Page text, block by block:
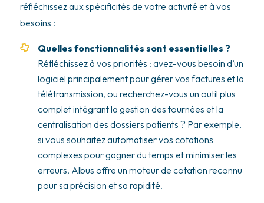
réfléchissez aux spécificités de votre activité et à vos
besoins :
Quelles fonctionnalités sont essentielles ?
Réfléchissez à vos priorités : avez-vous besoin d’un
logiciel principalement pour gérer vos factures et la
télétransmission, ou recherchez-vous un outil plus
complet intégrant la gestion des tournées et la
centralisation des dossiers patients ? Par exemple,
si vous souhaitez automatiser vos cotations
complexes pour gagner du temps et minimiser les
erreurs, Albus offre un moteur de cotation reconnu
pour sa précision et sa rapidité.